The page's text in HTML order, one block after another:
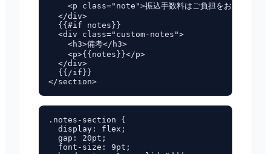
<p class="note">振込手数料はご負担をお願いいた
  </div>
  {{#if notes}}
  <div class="custom-notes">
    <h3>備考</h3>
    <p>{{notes}}</p>
  </div>
  {{/if}}
.notes-section {
  display: flex;
  gap: 20pt;
  font-size: 9pt;